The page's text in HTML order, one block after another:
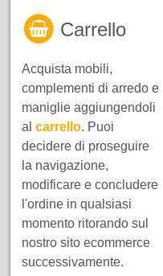
Carrello
Acquista mobili,
complementi di arredo e
maniglie aggiungendoli
al carrello. Puoi
decidere di proseguire
la navigazione,
modificare e concludere
l'ordine in qualsiasi
momento ritorando sul
nostro sito ecommerce
successivamente.